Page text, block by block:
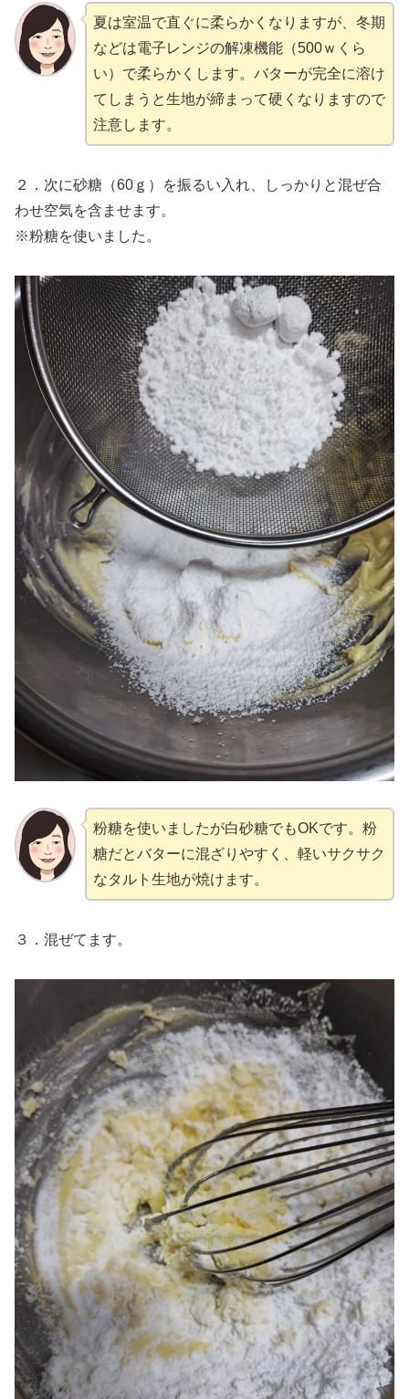
夏は室温で直ぐに柔らかくなりますが、冬期
などは電子レンジの解凍機能（500ｗくら
い）で柔らかくします。バターが完全に溶け
てしまうと生地が締まって硬くなりますので
注意します。
２．次に砂糖（60ｇ）を振るい入れ、しっかりと混ぜ合
わせ空気を含ませます。
※粉糖を使いました。
粉糖を使いましたが白砂糖でもOKです。粉
糖だとバターに混ざりやすく、軽いサクサク
なタルト生地が焼けます。
３．混ぜてます。